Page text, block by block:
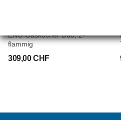
ENO Gaskocher Duo, 2-
flammig
309,00 CHF